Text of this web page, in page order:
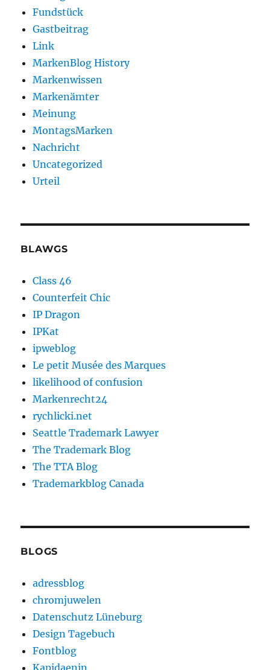
Fundstück
Gastbeitrag
Link
MarkenBlog History
Markenwissen
Markenämter
Meinung
MontagsMarken
Nachricht
Uncategorized
Urteil
BLAWGS
Class 46
Counterfeit Chic
IP Dragon
IPKat
ipweblog
Le petit Musée des Marques
likelihood of confusion
Markenrecht24
rychlicki.net
Seattle Trademark Lawyer
The Trademark Blog
The TTA Blog
Trademarkblog Canada
BLOGS
adressblog
chromjuwelen
Datenschutz Lüneburg
Design Tagebuch
Fontblog